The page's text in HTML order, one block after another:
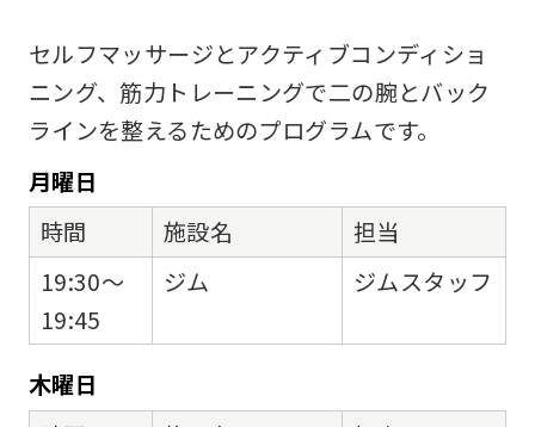
セルフマッサージとアクティブコンディショ
ニング、筋力トレーニングで二の腕とバック
ラインを整えるためのプログラムです。
月曜日
時間
19:30～
19:45
施設名
ジム
担当
ジムスタッフ
木曜日